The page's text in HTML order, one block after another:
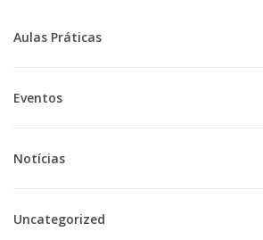
Aulas Práticas
Eventos
Notícias
Uncategorized